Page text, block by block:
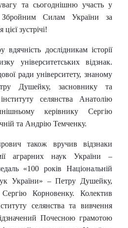
та сьогоднішню участь у
Збройним Силам України за
зустрічі!
дослідникам історії
університетських відзнак.
ради університету, знаному
Душейку, засновнику та
селянства Анатолію
керівнику Сергію
та Андрію Темченку.
також вручив відзнаки
аграрних наук України –
«100 років Національній
України» – Петру Душейку,
Корновенку. Колектив
селянства та вивчення
Почесною грамотою